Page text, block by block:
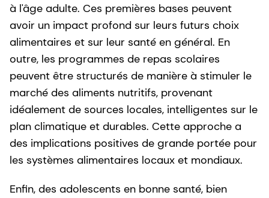
à l'âge adulte. Ces premières bases peuvent
avoir un impact profond sur leurs futurs choix
alimentaires et sur leur santé en général. En
outre, les programmes de repas scolaires
peuvent être structurés de manière à stimuler le
marché des aliments nutritifs, provenant
idéalement de sources locales, intelligentes sur le
plan climatique et durables. Cette approche a
des implications positives de grande portée pour
les systèmes alimentaires locaux et mondiaux.
Enfin, des adolescents en bonne santé, bien